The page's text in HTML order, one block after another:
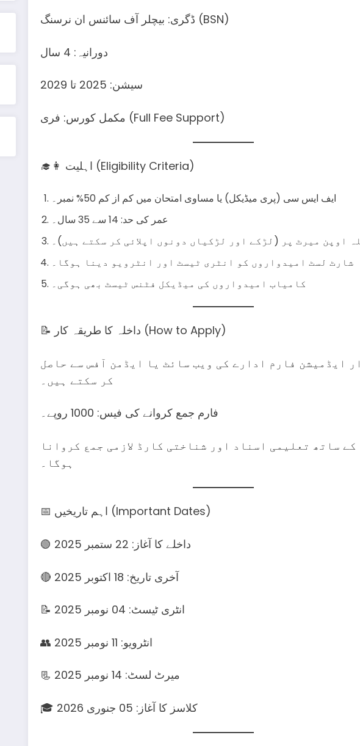
ڈگری: بیچلر آف سائنس ان نرسنگ (BSN)
دورانیہ: 4 سال
سیشن: 2025 تا 2029
مکمل کورس: فری (Full Fee Support)
👩‍🎓 اہلیت (Eligibility Criteria)
ایف ایس سی (پری میڈیکل) یا مساوی امتحان میں کم از کم 50% نمبر۔
عمر کی حد: 14 سے 35 سال۔
اوپن میرٹ پر (لڑکے اور لڑکیاں دونوں اپلائی کر سکتے ہیں)۔
شارٹ لسٹ امیدواروں کو انٹری ٹیسٹ اور انٹرویو دینا ہوگا۔
کامیاب امیدواروں کی میڈیکل فٹنس ٹیسٹ بھی ہوگی۔
📝 داخلہ کا طریقہ کار (How to Apply)
ایڈمیشن فارم ادارے کی ویب سائٹ یا ایڈمن آفس سے حاصل
کر سکتے ہیں۔
فارم جمع کروانے کی فیس: 1000 روپے۔
کے ساتھ تعلیمی اسناد اور شناختی کارڈ لازمی جمع کروانا
ہوگا۔
📅 اہم تاریخیں (Important Dates)
🟢 داخلے کا آغاز: 22 ستمبر 2025
🔴 آخری تاریخ: 18 اکتوبر 2025
📝 انٹری ٹیسٹ: 04 نومبر 2025
👥 انٹرویو: 11 نومبر 2025
📃 میرٹ لسٹ: 14 نومبر 2025
🎓 کلاسز کا آغاز: 05 جنوری 2026